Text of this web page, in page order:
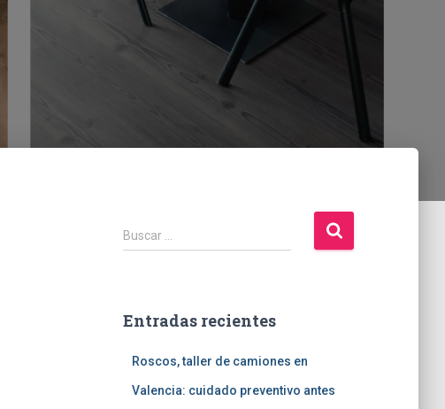
B
u
r
Buscar …
Entradas recientes
Roscos, taller de camiones en
Valencia: cuidado preventivo antes